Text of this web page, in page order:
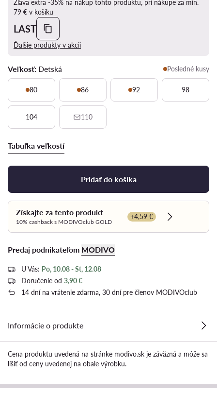
Zľava extra -35% na nákup tohto produktu, pri nákupe za min.
79 € v košíku
LAST
Ďalšie produkty v akcii
Veľkosť: Detská Posledné kusy
80 86 92 98
104 110
Tabuľka veľkostí
Pridať do košíka
Získajte za tento produkt
10% cashback s MODIVOclub GOLD
+4,59 €
Dowiedz się
Predaj podnikateľom MODIVO
U Vás: Po, 10.08 - St, 12.08
Doručenie od 3,90 €
14 dní na vrátenie zdarma, 30 dní pre členov MODIVOclub
Informácie o produkte
Cena produktu uvedená na stránke modivo.sk je záväzná a môže sa
líšiť od ceny uvedenej na obale výrobku.